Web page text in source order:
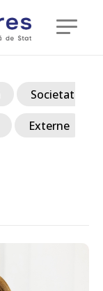
Societate
Externe